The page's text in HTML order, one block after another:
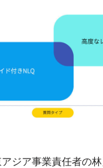
ジア事業責任者の